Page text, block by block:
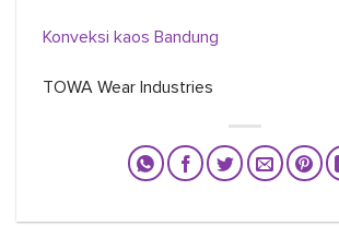
Konveksi kaos Bandung
TOWA Wear Industries